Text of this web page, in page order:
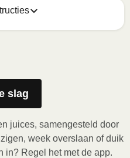
best van
en prik enkele gaatjes
de magnetron en
3,5 minuten. Laat de
rusten voor het
bij het openen op voor
slag
juices, samengesteld door
week overslaan of duik
in? Regel het met de app.